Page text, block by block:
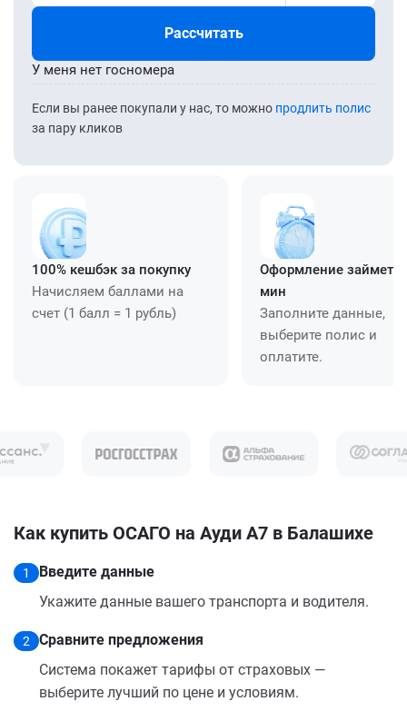
Рассчитать
Если вы ранее покупали у нас, то можно продлить полис
за пару кликов
У меня нет госномера
100% кешбэк за покупку
Начисляем баллами на
счет (1 балл = 1 рубль)
Оформление займет
мин
Заполните данные,
выберите полис и
оплатите.
Как купить ОСАГО на Ауди А7 в Балашихе
1
Введите данные
Укажите данные вашего транспорта и водителя.
2
Сравните предложения
Система покажет тарифы от страховых —
выберите лучший по цене и условиям.